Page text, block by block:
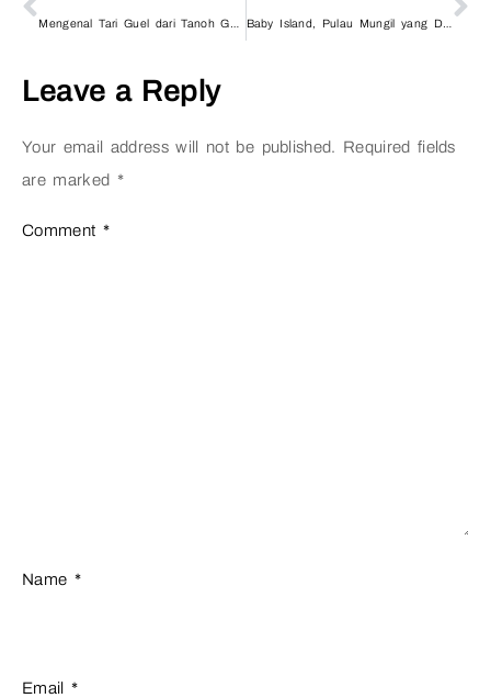
Mengenal Tari Guel dari Tanoh Gayo Baby Island, Pulau Mungil yang Dihuni Ribuan Burung Camar
Leave a Reply
Your email address will not be published. Required fields
are marked *
Comment *
Name *
Email *